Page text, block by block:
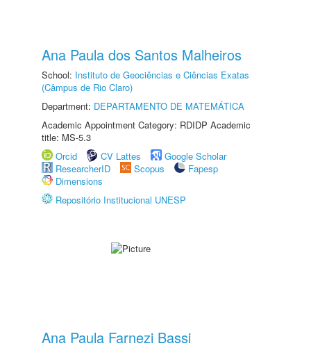
Ana Paula dos Santos Malheiros
School: Instituto de Geociências e Ciências Exatas
(Câmpus de Rio Claro)
Department: DEPARTAMENTO DE MATEMÁTICA
Academic Appointment Category: RDIDP Academic
title: MS-5.3
Orcid
CV Lattes
Google Scholar
ResearcherID
Scopus
Fapesp
Dimensions
Repositório Institucional UNESP
Ana Paula Farnezi Bassi